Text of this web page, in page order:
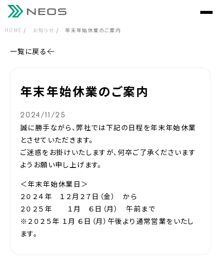
HOME お知らせ 年末年始休業のご案内
一覧に戻る
年末年始休業のご案内
2024/11/25
誠に勝手ながら、弊社では下記の日程を年末年始休業
とさせていただきます。
ご迷惑をお掛けいたしますが、何卒ご了承くださいます
ようお願い申し上げます。
＜年末年始休業日＞
２０２４年 １２月２７日（金） から
２０２５年 １月 ６日（月） 午前まで
※２０２５年 １月 ６日（月）午後より通常営業をいたし
ます。